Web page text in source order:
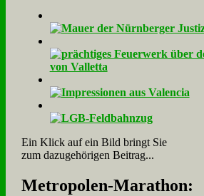
Ein Klick auf ein Bild bringt Sie
zum dazugehörigen Beitrag...
Me­tro­po­len-Ma­ra­thon: